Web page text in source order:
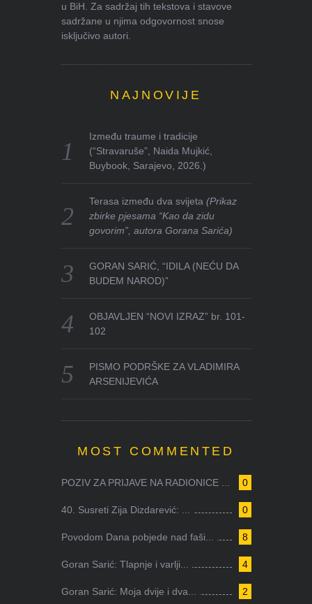
u BiH. Za sadržaj tih tekstova i stavove
sadržane u njima odgovornost snose
isključivo autori.
NAJNOVIJE
Između traume i tradicije
(“Stravaruše”, Naida Mujkić,
Buybook, Sarajevo, 2026.)
Terasa između dva svijeta(Prikaz
zbirke pjesama “Kao da zidu
govorim”, autora Gorana Sarića)
GORAN SARIĆ, “IDILA (NEĆU DA
BUDEM NAROD)”
OBJAVLJEN “NOVI IZRAZ” br. 101-
102
PISMO PODRŠKE ZA VLADIMIRA
ARSENIJEVIĆA
MOST COMMENTED
0
POZIV ZA PRIJAVE NA RADIONICE ...
0
40. Susreti Zija Dizdarević: ...
8
Povodom Dana pobjede nad faši...
4
Goran Sarić: Tlapnje i varlji...
2
Goran Sarić: Moja dvije i dva...